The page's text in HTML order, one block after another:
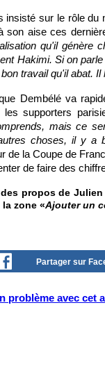
insisté sur le rôle
son aise ces
qu'il génère
Hakimi. Si on
travail qu'il abat.
Dembélé va
supporters
mais ce
choses, il y a
de la Coupe de
de faire des
propos de
zone «Ajouter un
Partager sur
problème avec cet